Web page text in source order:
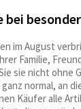
bei
im August
Familie,
sie nicht ohne
normal, an
Käufer alle